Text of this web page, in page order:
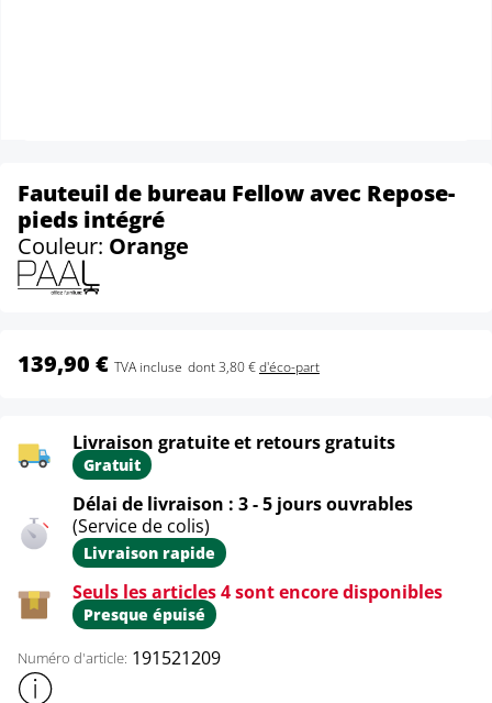
Fauteuil de bureau Fellow avec Repose-
pieds intégré
Couleur: Orange
139,90 € TVA incluse dont 3,80 €d'éco-part
Livraison gratuite et retours gratuits
Gratuit
Délai de livraison : 3 - 5 jours ouvrables
(Service de colis)
Livraison rapide
Seuls les articles 4 sont encore disponibles
Presque épuisé
Numéro d'article: 191521209
Afficher plus d'informations sur le produit